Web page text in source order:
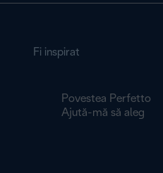
Fi inspirat
Povestea Perfetto
Ajută-mă să aleg